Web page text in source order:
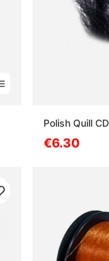
Polish Quill
€6.30